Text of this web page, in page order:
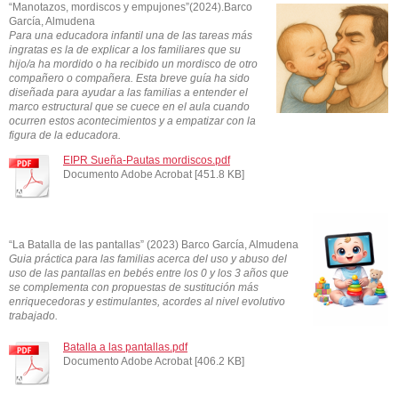
“Manotazos, mordiscos y empujones”(2024).Barco
García, Almudena
Para una educadora infantil una de las tareas más
ingratas es la de explicar a los familiares que su
hijo/a ha mordido o ha recibido un mordisco de otro
compañero o compañera. Esta breve guía ha sido
diseñada para ayudar a las familias a entender el
marco estructural que se cuece en el aula cuando
ocurren estos acontecimientos y a empatizar con la
figura de la educadora.
EIPR Sueña-Pautas mordiscos.pdf
Documento Adobe Acrobat [451.8 KB]
“La Batalla de las pantallas” (2023) Barco García, Almudena
Guia práctica para las familias acerca del uso y abuso del
uso de las pantallas en bebés entre los 0 y los 3 años que
se complementa con propuestas de sustitución más
enriquecedoras y estimulantes, acordes al nivel evolutivo
trabajado.
Batalla a las pantallas.pdf
Documento Adobe Acrobat [406.2 KB]